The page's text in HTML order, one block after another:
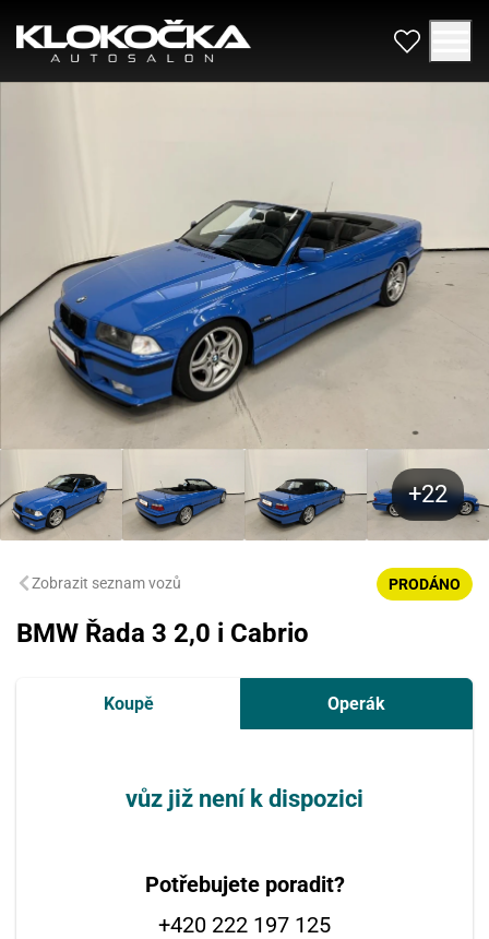
Zobrazit seznam vozů PRODÁNO
BMW Řada 3 2,0 i Cabrio
Koupě Operák
vůz již není k dispozici
Potřebujete poradit?
+420 222 197 125